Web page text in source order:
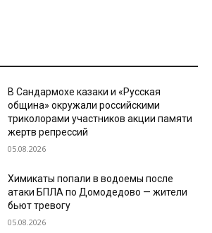
В Сандармохе казаки и «Русская
община» окружали российскими
триколорами участников акции памяти
жертв репрессий
05.08.2026
Химикаты попали в водоемы после
атаки БПЛА по Домодедово — жители
бьют тревогу
05.08.2026